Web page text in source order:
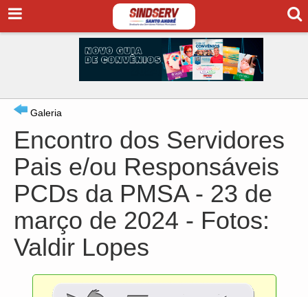
Galeria
Encontro dos Servidores
Pais e/ou Responsáveis
PCDs da PMSA - 23 de
março de 2024 - Fotos:
Valdir Lopes